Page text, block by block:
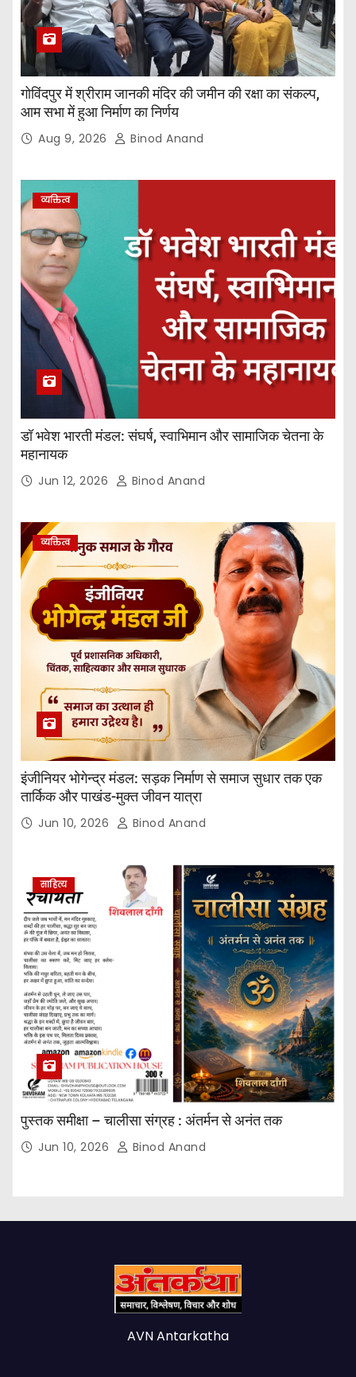
गोविंदपुर में श्रीराम जानकी मंदिर की जमीन की रक्षा का संकल्प,
आम सभा में हुआ निर्माण का निर्णय
Aug 9, 2026 Binod Anand
व्यक्तित्व
डॉ भवेश भारती मंडल: संघर्ष, स्वाभिमान और सामाजिक चेतना के
महानायक
Jun 12, 2026 Binod Anand
व्यक्तित्व
इंजीनियर भोगेन्द्र मंडल: सड़क निर्माण से समाज सुधार तक एक
तार्किक और पाखंड-मुक्त जीवन यात्रा
Jun 10, 2026 Binod Anand
साहित्य
पुस्तक समीक्षा – चालीसा संग्रह : अंतर्मन से अनंत तक
Jun 10, 2026 Binod Anand
AVN Antarkatha